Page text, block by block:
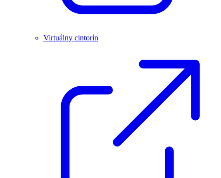
Virtuálny cintorín